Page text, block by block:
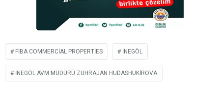
FIBA COMMERCIAL PROPERTIES İNEGÖL
İNEGÖL AVM MÜDÜRÜ ZUHRAJAN HUDASHUKIROVA